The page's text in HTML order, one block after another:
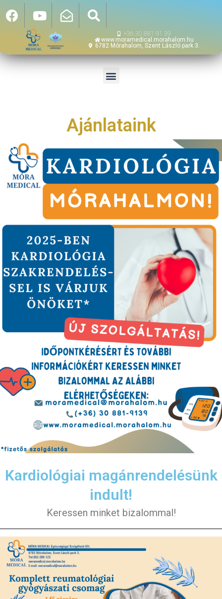
+36 30 881 91 39
www.moramedical.morahalom.hu
6782 Mórahalom, Szent László park 3.
Ajánlataink
Kardiológiai magánrendelésünk
indult!
Keressen minket bizalommal!